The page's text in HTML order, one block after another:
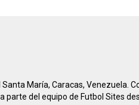
María, Caracas, Venezuela.
parte del equipo de Futbol Sites